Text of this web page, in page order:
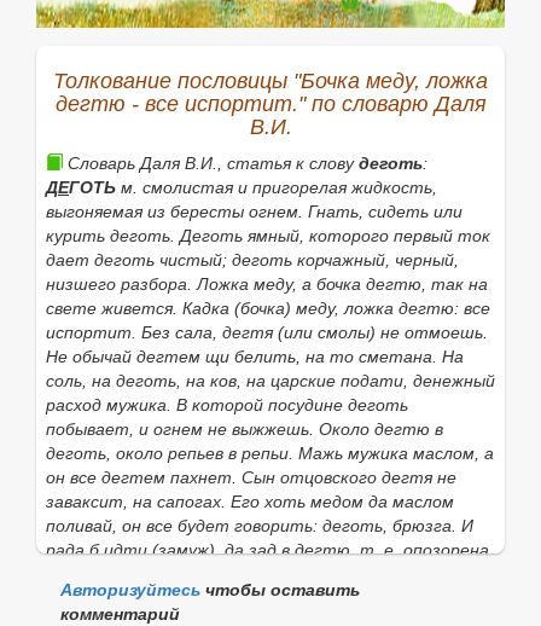
этой формы:
Найти
Толкование пословицы "Бочка меду, ложка
дегтю - все испортит." по словарю Даля
В.И.
Словарь Даля В.И., статья к словудеготь:
ДЕГОТЬ м. смолистая и пригорелая жидкость,
выгоняемая из бересты огнем. Гнать, сидеть или
курить деготь. Деготь ямный, которого первый ток
дает деготь чистый; деготь корчажный, черный,
низшего разбора.Ложка меду, а бочка дегтю, так на
свете живется. Кадка (бочка) меду, ложка дегтю: все
испортит. Без сала, дегтя (или смолы) не отмоешь.
Не обычай дегтем щи белить, на то сметана. На
соль, на деготь, на ков, на царские подати, денежный
расход мужика. В которой посудине деготь
побывает, и огнем не выжжешь. Около дегтю в
деготь, около репьев в репьи. Мажь мужика маслом, а
он все дегтем пахнет. Сын отцовского дегтя не
заваксит, на сапогах. Его хоть медом да маслом
поливай, он все будет говорить: деготь, брюзга. И
рада б идти(замуж), да зад в дегтю,т. е. опозорена.
Деготной, дегтярный, дегтевой, к дегтю
Авторизуйтесь чтобы оставить
комментарий